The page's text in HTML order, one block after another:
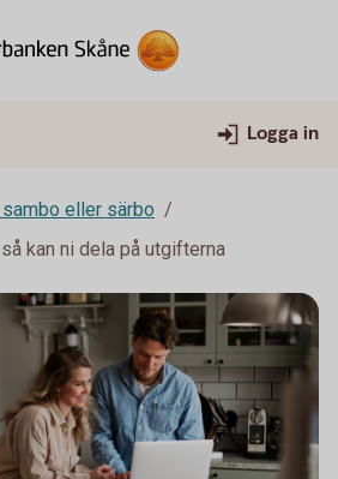
Logga in
eller särbo
kan ni dela på utgifterna